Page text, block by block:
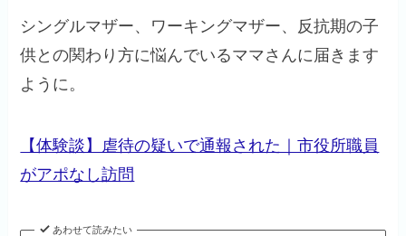
シングルマザー、ワーキングマザー、反抗期の子
供との関わり方に悩んでいるママさんに届きます
ように。
【体験談】虐待の疑いで通報された｜市役所職員
がアポなし訪問
あわせて読みたい